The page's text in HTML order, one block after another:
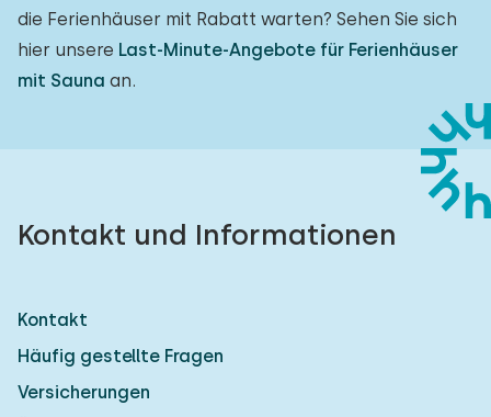
die Ferienhäuser mit Rabatt warten? Sehen Sie sich
hier unsere Last-Minute-Angebote für Ferienhäuser
mit Sauna an.
Kontakt und Informationen
Kontakt
Häufig gestellte Fragen
Versicherungen